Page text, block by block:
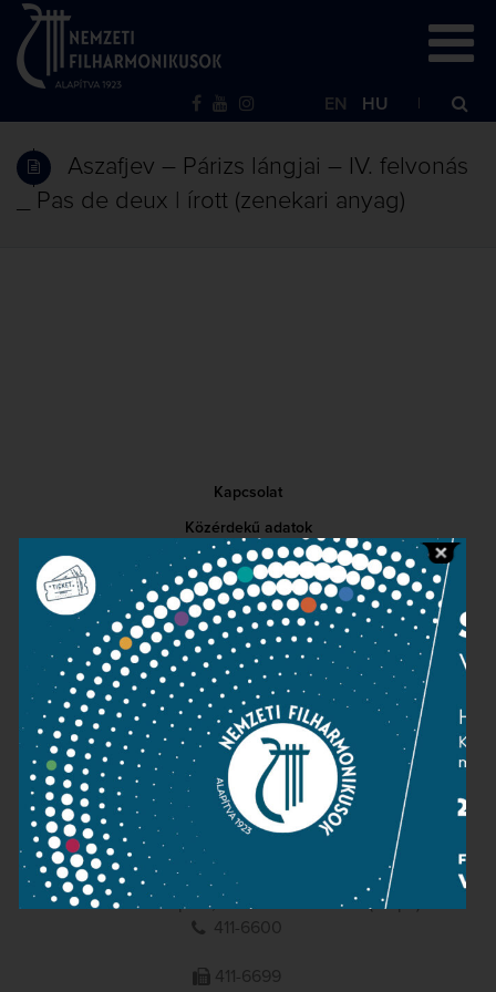
EN HU
Aszafjev – Párizs lángjai – IV. felvonás
_ Pas de deux | írott (zenekari anyag)
Kapcsolat
Közérdekű adatok
Sajtószoba
Adatvédelem
Impresszum
NEMZETI
FILHARMONIKUSOK
1095 Budapest, Komor Marcell u. 1. (Müpa)
411-6600
411-6699